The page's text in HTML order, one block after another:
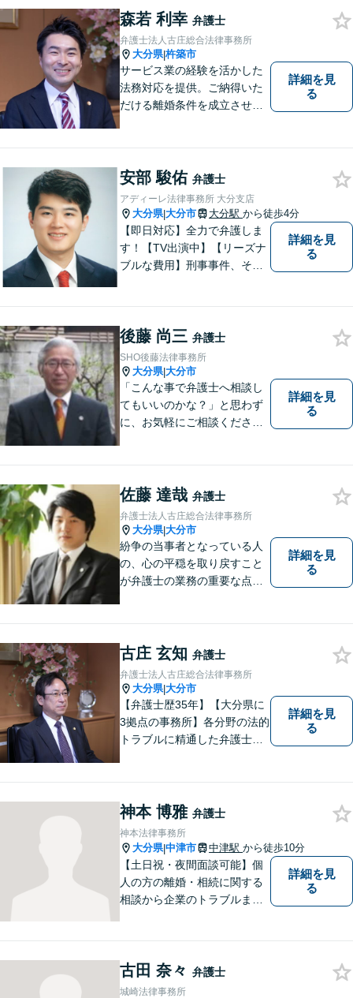
森若 利幸 弁護士
弁護士法人古庄総合法律事務所
大分県|杵築市
サービス業の経験を活かした
法務対応を提供。ご納得いた
だける離婚条件を成立させる
ます。【大分県に3拠点ある地
域密着型の事務所】【初回相
談無料】
詳細を見
る
安部 駿佑 弁護士
アディーレ法律事務所 大分支店
大分県|大分市 大分駅 から徒歩4分
【即日対応】全力で弁護しま
す！【TV出演中】【リーズナ
ブルな費用】刑事事件、その
分駅４分】
詳細を見
る
後藤 尚三 弁護士
SHO後藤法律事務所
大分県|大分市
「こんな事で弁護士へ相談し
てもいいのかな？」と思わず
に、お気軽にご相談くださ
詳細を見
る
佐藤 達哉 弁護士
弁護士法人古庄総合法律事務所
大分県|大分市
紛争の当事者となっている人
の、心の平穏を取り戻すこと
が弁護士の業務の重要な点と
詳細を見
る
古庄 玄知 弁護士
弁護士法人古庄総合法律事務所
大分県|大分市
【弁護士歴35年】【大分県に
3拠点の事務所】各分野の法的
トラブルに精通した弁護士で
いアットホームな雰囲気の事
務所です。
詳細を見
る
神本 博雅 弁護士
神本法律事務所
大分県|中津市 中津駅 から徒歩10分
【土日祝・夜間面談可能】個
人の方の離婚・相続に関する
相談から企業のトラブルまで
詳細を見
る
古田 奈々 弁護士
城崎法律事務所